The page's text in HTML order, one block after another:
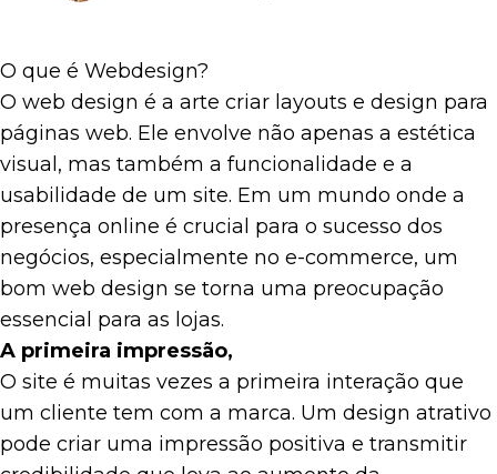
O que é Webdesign?
O web design é a arte criar layouts e design para
páginas web. Ele envolve não apenas a estética
visual, mas também a funcionalidade e a
usabilidade de um site. Em um mundo onde a
presença online é crucial para o sucesso dos
negócios, especialmente no e-commerce, um
bom web design se torna uma preocupação
essencial para as lojas.
A primeira impressão,
O site é muitas vezes a primeira interação que
um cliente tem com a marca. Um design atrativo
pode criar uma impressão positiva e transmitir